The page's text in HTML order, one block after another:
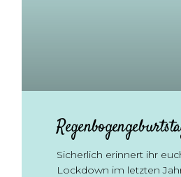
Sicherlich erinnert ihr
Lockdown im letzten